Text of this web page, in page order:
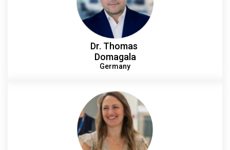
Dr. Thomas
Domagala
Germany